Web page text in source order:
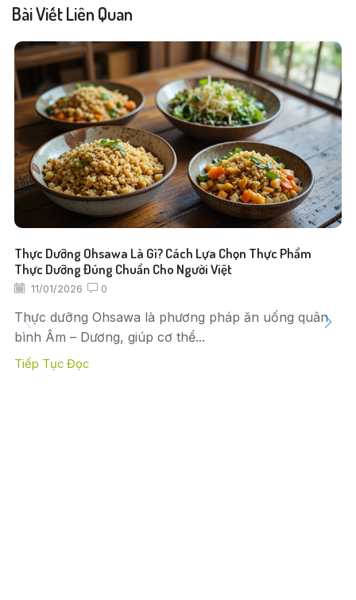
Bài Viết Liên Quan
Thực Dưỡng Ohsawa Là Gì? Cách Lựa Chọn Thực Phẩm
Thực Dưỡng Đúng Chuẩn Cho Người Việt
11/01/2026 0
Thực dưỡng Ohsawa là phương pháp ăn uống quân
bình Âm – Dương, giúp cơ thể...
Tiếp Tục Đọc